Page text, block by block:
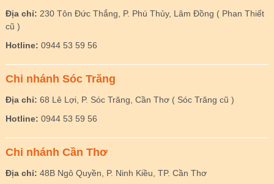
Địa chỉ: 230 Tôn Đức Thắng, P. Phú Thủy, Lâm Đồng ( Phan Thiết
cũ )
Hotline: 0944 53 59 56
Chi nhánh Sóc Trăng
Địa chỉ: 68 Lê Lợi, P. Sóc Trăng, Cần Thơ ( Sóc Trăng cũ )
Hotline: 0944 53 59 56
Chi nhánh Cần Thơ
Địa chỉ: 48B Ngô Quyền, P. Ninh Kiều, TP. Cần Thơ